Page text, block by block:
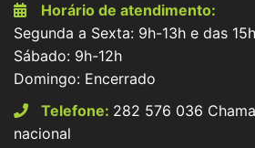
Horário de atendimento:
Segunda a Sexta: 9h-13h e das
Sábado: 9h-12h
Domingo: Encerrado
Telefone: 282 576 036
nacional